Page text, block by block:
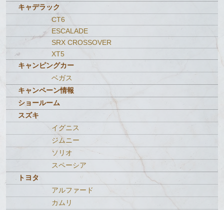
キャデラック
CT6
ESCALADE
SRX CROSSOVER
XT5
キャンピングカー
ベガス
キャンペーン情報
ショールーム
スズキ
イグニス
ジムニー
ソリオ
スペーシア
トヨタ
アルファード
カムリ